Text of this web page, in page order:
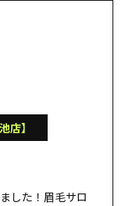
店】
した！眉毛サロ